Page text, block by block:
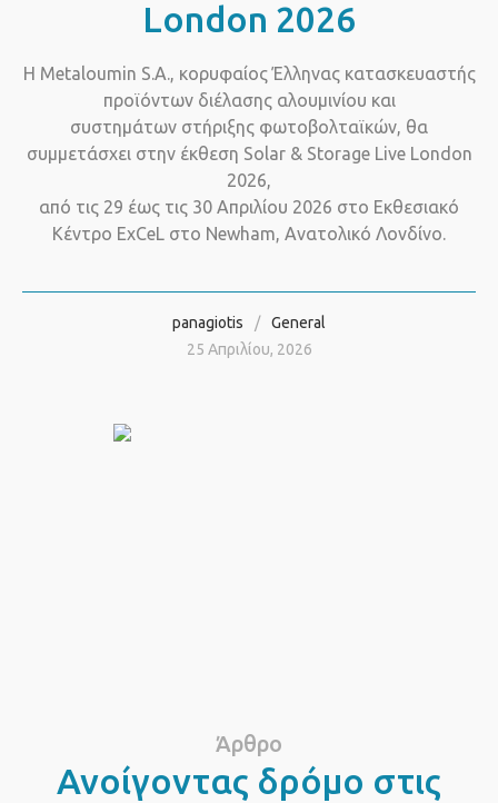
London 2026
Η Metaloumin S.A., κορυφαίος Έλληνας κατασκευαστής
προϊόντων διέλασης αλουμινίου και
συστημάτων στήριξης φωτοβολταϊκών, θα
συμμετάσχει στην έκθεση Solar & Storage Live London
2026,
από τις 29 έως τις 30 Απριλίου 2026 στο Εκθεσιακό
Κέντρο ExCeL στο Newham, Ανατολικό Λονδίνο.
panagiotis
General
25 Απριλίου, 2026
Άρθρο
Ανοίγοντας δρόμο στις